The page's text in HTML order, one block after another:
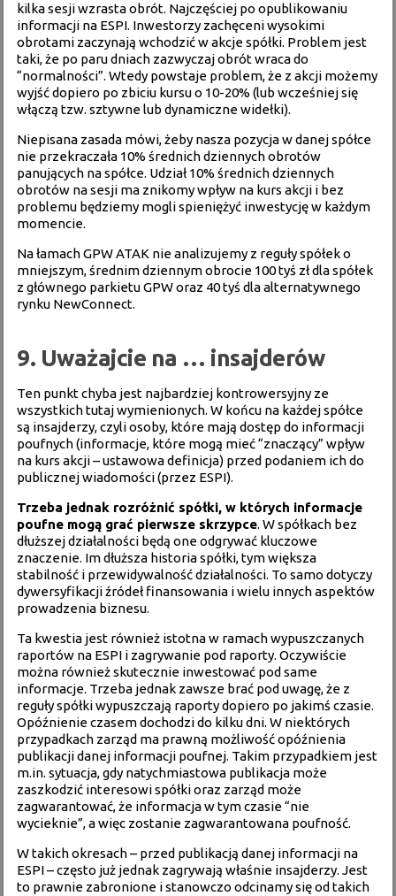
kilka sesji wzrasta obrót. Najczęściej po opublikowaniu
informacji na ESPI. Inwestorzy zachęceni wysokimi
obrotami zaczynają wchodzić w akcje spółki. Problem jest
taki, że po paru dniach zazwyczaj obrót wraca do
“normalności”. Wtedy powstaje problem, że z akcji możemy
wyjść dopiero po zbiciu kursu o 10-20% (lub wcześniej się
włączą tzw. sztywne lub dynamiczne widełki).
Niepisana zasada mówi, żeby nasza pozycja w danej spółce
nie przekraczała 10% średnich dziennych obrotów
panujących na spółce. Udział 10% średnich dziennych
obrotów na sesji ma znikomy wpływ na kurs akcji i bez
problemu będziemy mogli spieniężyć inwestycję w każdym
momencie.
Na łamach GPW ATAK nie analizujemy z reguły spółek o
mniejszym, średnim dziennym obrocie 100 tyś zł dla spółek
z głównego parkietu GPW oraz 40 tyś dla alternatywnego
rynku NewConnect.
9. Uważajcie na … insajderów
Ten punkt chyba jest najbardziej kontrowersyjny ze
wszystkich tutaj wymienionych. W końcu na każdej spółce
są insajderzy, czyli osoby, które mają dostęp do informacji
poufnych (informacje, które mogą mieć “znaczący” wpływ
na kurs akcji – ustawowa definicja) przed podaniem ich do
publicznej wiadomości (przez ESPI).
Trzeba jednak rozróżnić spółki, w których informacje
poufne mogą grać pierwsze skrzypce. W spółkach bez
dłuższej działalności będą one odgrywać kluczowe
znaczenie. Im dłuższa historia spółki, tym większa
stabilność i przewidywalność działalności. To samo dotyczy
dywersyfikacji źródeł finansowania i wielu innych aspektów
prowadzenia biznesu.
Ta kwestia jest również istotna w ramach wypuszczanych
raportów na ESPI i zagrywanie pod raporty. Oczywiście
można również skutecznie inwestować pod same
informacje. Trzeba jednak zawsze brać pod uwagę, że z
reguły spółki wypuszczają raporty dopiero po jakimś czasie.
Opóźnienie czasem dochodzi do kilku dni. W niektórych
przypadkach zarząd ma prawną możliwość opóźnienia
publikacji danej informacji poufnej. Takim przypadkiem jest
m.in. sytuacja, gdy natychmiastowa publikacja może
zaszkodzić interesowi spółki oraz zarząd może
zagwarantować, że informacja w tym czasie “nie
wycieknie”, a więc zostanie zagwarantowana poufność.
W takich okresach – przed publikacją danej informacji na
ESPI – często już jednak zagrywają właśnie insajderzy. Jest
to prawnie zabronione i stanowczo odcinamy się od takich